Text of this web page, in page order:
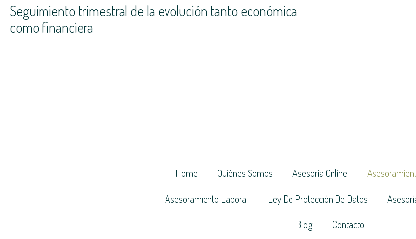
Seguimiento trimestral de la evolución tanto económica
como financiera
Home Quiénes Somos Asesoría Online
Asesoramiento Laboral
Ley De Protección De Datos
Blog
Contacto